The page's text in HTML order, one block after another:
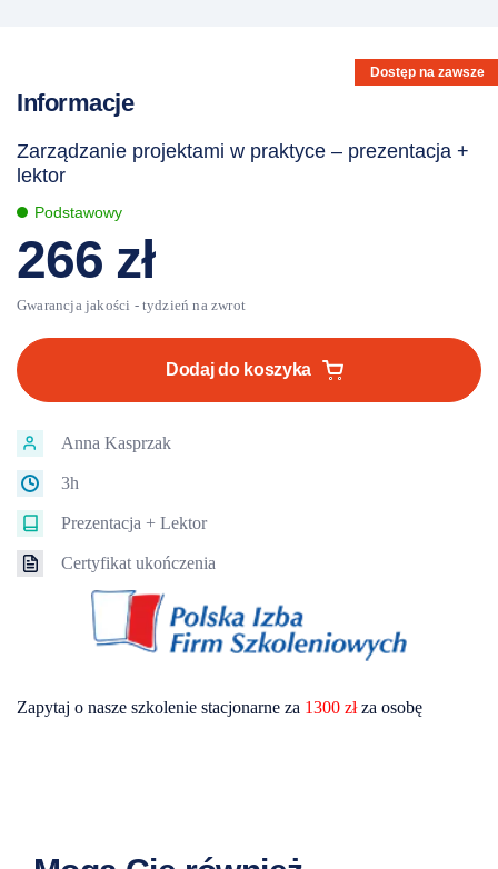
Dostęp na zawsze
Informacje
Zarządzanie projektami w praktyce – prezentacja +
lektor
Podstawowy
266 zł
Zarządzanie
projektami
w
+
lektor
Dodaj do koszyka
Anna Kasprzak
3h
Prezentacja + Lektor
Certyfikat ukończenia
Zapytaj o nasze szkolenie stacjonarne za 1300 złza osobę